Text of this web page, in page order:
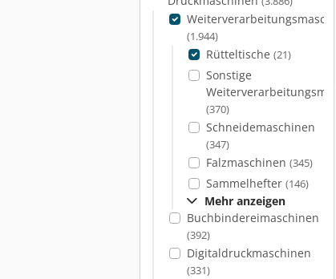
(1.944)
Rütteltische (21)
Sonstige
(370)
Schneidemaschinen
(347)
Falzmaschinen (345)
Sammelhefter (146)
Mehr anzeigen
Buchbindereimaschinen
(392)
Digitaldruckmaschinen
(331)